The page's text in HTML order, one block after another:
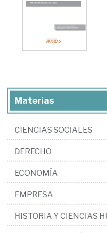
Materias
CIENCIAS SOCIALES
DERECHO
ECONOMÍA
EMPRESA
HISTORIA Y CIENCIAS